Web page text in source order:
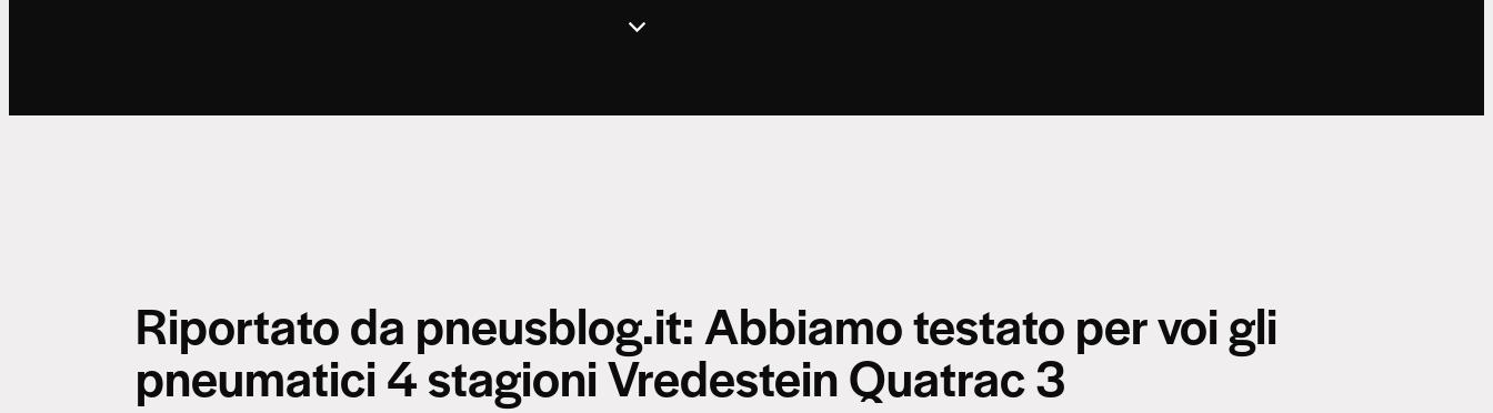
Riportato da pneusblog.it: Abbiamo testato per voi gli
pneumatici 4 stagioni Vredestein Quatrac 3